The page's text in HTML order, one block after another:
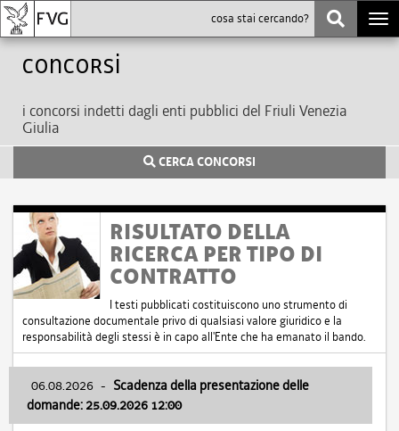
Concorsi
i concorsi indetti dagli enti pubblici del Friuli Venezia
Giulia
CERCA CONCORSI
RISULTATO DELLA
RICERCA PER TIPO DI
CONTRATTO
I testi pubblicati costituiscono uno strumento di
consultazione documentale privo di qualsiasi valore giuridico e la
responsabilità degli stessi è in capo all'Ente che ha emanato il bando.
06.08.2026 - Scadenza della presentazione delle
domande: 25.09.2026 12:00